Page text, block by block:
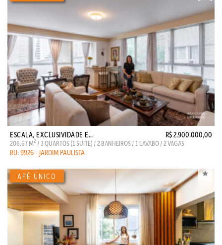
ESCALA, EXCLUSIVIDADE E... R$ 2.900.000,00
206,67 M2 / 3 QUARTOS (1 SUITE) / 2 BANHEIROS / 1 LAVABO / 2 VAGAS
RU: 9926 - JARDIM PAULISTA